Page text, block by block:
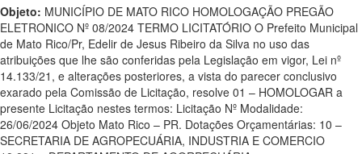
Objeto: MUNICÍPIO DE MATO RICO HOMOLOGAÇÃO PREGÃO
ELETRONICO Nº 08/2024 TERMO LICITATÓRIO O Prefeito Municipal
de Mato Rico/Pr, Edelir de Jesus Ribeiro da Silva no uso das
atribuições que lhe são conferidas pela Legislação em vigor, Lei nº
14.133/21, e alterações posteriores, a vista do parecer conclusivo
exarado pela Comissão de Licitação, resolve 01 – HOMOLOGAR a
presente Licitação nestes termos: Licitação Nº Modalidade:
26/06/2024 Objeto Mato Rico – PR. Dotações Orçamentárias: 10 –
SECRETARIA DE AGROPECUÁRIA, INDUSTRIA E COMERCIO